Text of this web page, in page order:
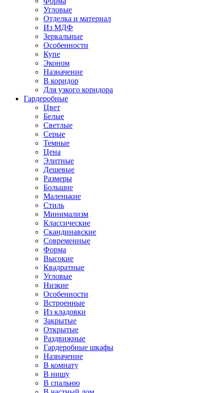
Угловые
Отделка и материал
Из МДФ
Зеркальные
Особенности
Купе
Эконом
Назначение
В коридор
Для узкого коридора
Гардеробные
Цвет
Белые
Светлые
Серые
Темные
Цена
Элитные
Дешевые
Размеры
Большие
Маленькие
Стиль
Минимализм
Классические
Скандинавские
Современные
Форма
Высокие
Квадратные
Угловые
Низкие
Особенности
Встроенные
Из кладовки
Закрытые
Открытые
Раздвижные
Гардеробные шкафы
Назначение
В комнату
В нишу
В спальню